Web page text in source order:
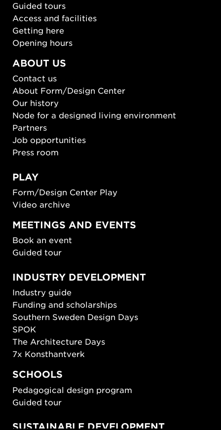
Guided tours
Access and facilities
Getting here
Opening hours
ABOUT US
Contact us
About Form/Design Center
Our history
Node for a designed living environment
Partners
Job opportunities
Press room
PLAY
Form/Design Center Play
Video archive
MEETINGS AND EVENTS
Book an event
Guided tour
INDUSTRY DEVELOPMENT
Industry guide
Funding and scholarships
Southern Sweden Design Days
SPOK
The Architecture Days
7x Konsthantverk
SCHOOLS
Pedagogical design program
Guided tour
SUSTAINABLE DEVELOPMENT